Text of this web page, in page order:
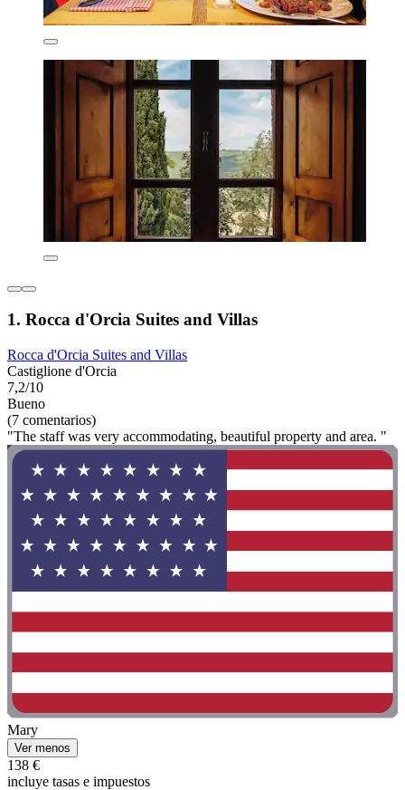
1. Rocca d'Orcia Suites and Villas
Rocca d'Orcia Suites and Villas
Castiglione d'Orcia
7,2/10
Bueno
(7 comentarios)
"The staff was very accommodating, beautiful property and area. "
Mary
Ver menos
138 €
incluye tasas e impuestos